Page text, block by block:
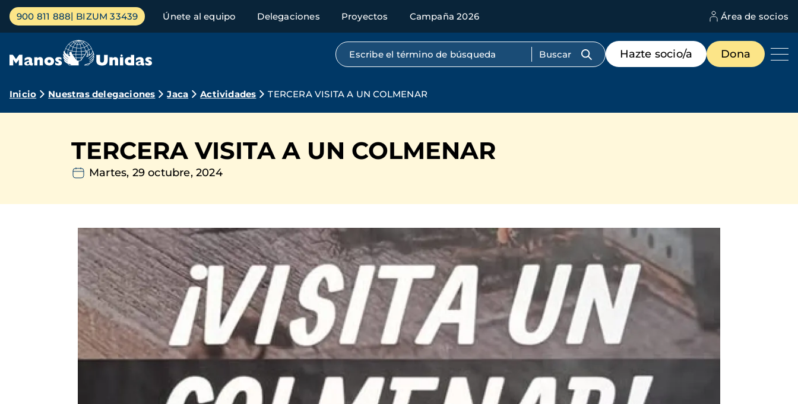
Pasar
contenido
Menú
principal
900 811 888 BIZUM 33439 Únete al equipo Delegaciones Proyectos Campaña 2026 Área de socios
Búsqueda por texto completo
Menú
de
destacados
Hazte socio/a Dona
Ruta
navegación
Inicio Nuestras delegaciones Jaca Actividades TERCERA VISITA A UN COLMENAR
TERCERA VISITA A UN COLMENAR
Martes, 29 octubre, 2024